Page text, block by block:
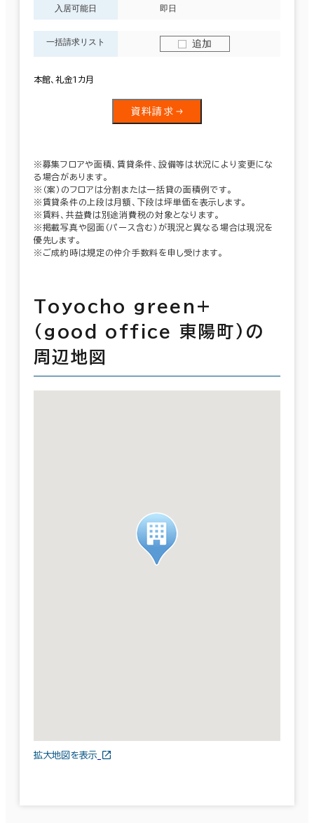
入居可能日 即日
一括請求リスト 追加
本館、礼金1カ月
資料請求
※募集フロアや面積、賃貸条件、設備等は状況により変更にな
る場合があります。
※（案）のフロアは分割または一括貸の面積例です。
※賃貸条件の上段は月額、下段は坪単価を表示します。
※賃料、共益費は別途消費税の対象となります。
※掲載写真や図面（パース含む）が現況と異なる場合は現況を
優先します。
※ご成約時は規定の仲介手数料を申し受けます。
Toyocho green+
(good office 東陽町)の
周辺地図
拡大地図を表示